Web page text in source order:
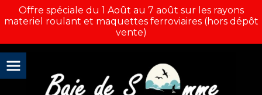
Offre spéciale du 1 Août au 7 août sur les rayons
materiel roulant et maquettes ferroviaires (hors dépôt
vente)
Panneau de gestion des cookies